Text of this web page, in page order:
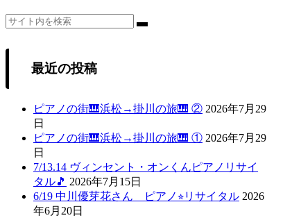
最近の投稿
ピアノの街🎹浜松→掛川の旅🎹 ② 2026年7月29
日
ピアノの街🎹浜松→掛川の旅🎹 ① 2026年7月29
日
7/13.14 ヴィンセント・オンくんピアノリサイ
タル🎵 2026年7月15日
6/19 中川優芽花さん ピアノ⭐︎リサイタル 2026
年6月20日